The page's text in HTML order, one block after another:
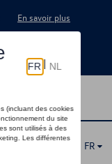
En savoir plus
FR